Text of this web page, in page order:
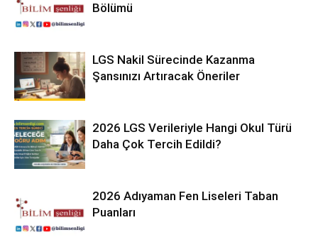
Bölümü
LGS Nakil Sürecinde Kazanma
Şansınızı Artıracak Öneriler
2026 LGS Verileriyle Hangi Okul Türü
Daha Çok Tercih Edildi?
2026 Adıyaman Fen Liseleri Taban
Puanları